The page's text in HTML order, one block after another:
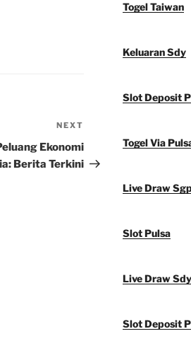
Post
NEXT
Ekonomi
Berita Terkini
Togel Taiwan
Keluaran Sdy
Slot Deposit
Togel Via
Live Draw
Slot Pulsa
Live Draw Sdy
Slot Deposit